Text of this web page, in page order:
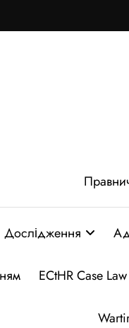
Дослідження
ECtHR Case Law